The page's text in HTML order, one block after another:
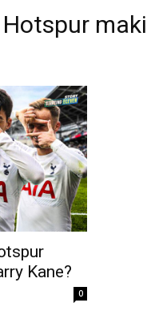
Kane?
0